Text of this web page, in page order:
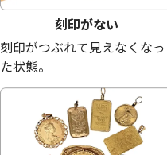
刻印がない
刻印がつぶれて見えなくなっ
た状態。